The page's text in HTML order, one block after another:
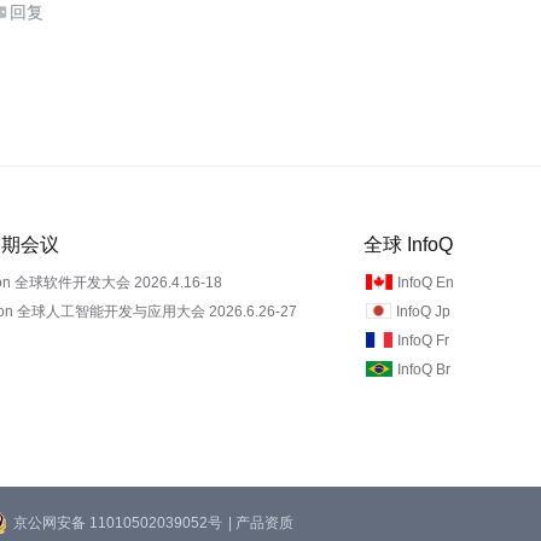
回复
会议
全球软件开发大会 2026.4.16-18
全球人工智能开发与应用大会 2026.6.26-27
全球 InfoQ
InfoQ En
InfoQ Jp
InfoQ Fr
InfoQ Br
京公网安备 11010502039052号 | 产品资质